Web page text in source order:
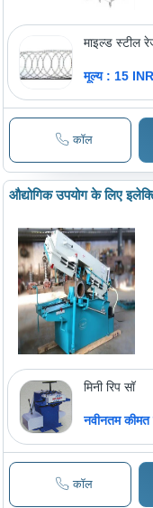
माइल्ड स्टील
मूल्य : 15 INR
कॉल
औद्योगिक उपयोग के लिए
मिनी रिप सॉ
नवीनतम कीमत
कॉल